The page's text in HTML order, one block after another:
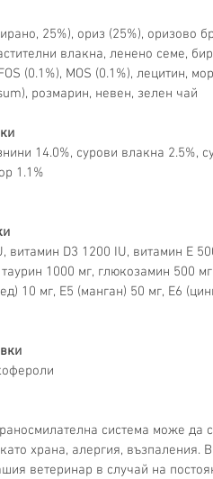
25%), ориз (25%), оризово
влакна, ленено семе,
(0.1%), MOS (0.1%), лецитин,
розмарин, невен, зелен чай
14.0%, сурови влакна 2.5%,
1.1%
витамин D3 1200 IU, витамин E
1000 мг, глюкозамин 500
10 мг, E5 (манган) 50 мг, E6
система може да
храна, алергия, възпаления.
ветеринар в случай на